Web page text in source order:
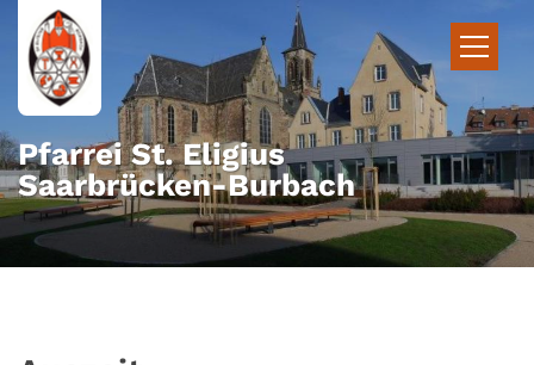
Zum Inhalt springen
Pfarrei St. Eligius
Saarbrücken-Burbach